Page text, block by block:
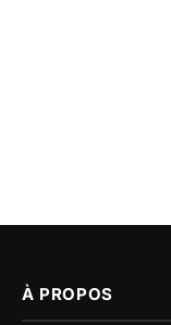
À PROPOS